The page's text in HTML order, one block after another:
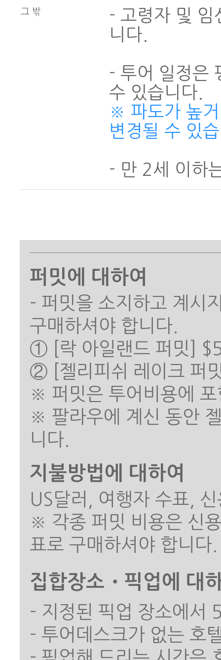
그 밖
- 고령자 및 임
니다.
- 투어 일정은
※ 파도가 높
변경될 수 있
퍼밋에 대하여
- 퍼밋을 소지하고 계시
구매하셔야 합니다.
① [락 아일랜드 퍼밋]
② [젤리피쉬 레이크 퍼
※ 퍼밋은 투어비용에
※ 팔라우에 계신 동안
지불방법에 대하여
US달러, 여행자 수표,
※ 각종 퍼밋 비용은 신
집합장소・픽업에 대
- 지정된 픽업 장소에서
- 투어데스크가 없는 호